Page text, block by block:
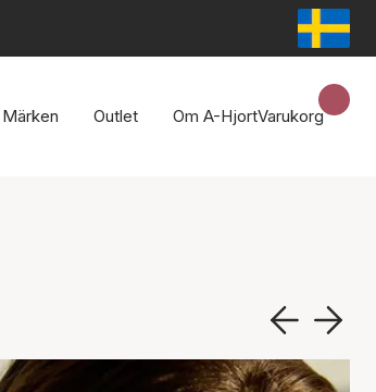
Märken Outlet Om A-HjortVarukorg